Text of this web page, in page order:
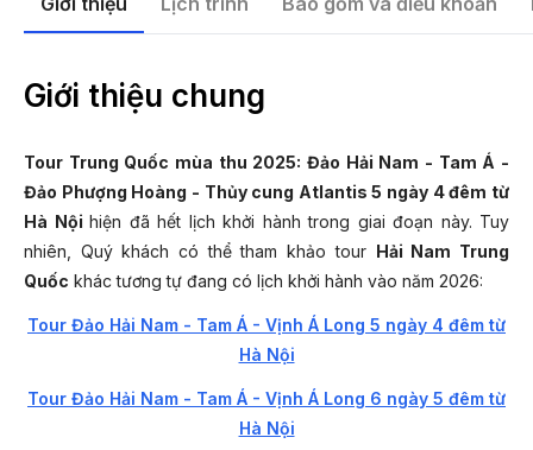
Giới thiệu chung
Tour Trung Quốc mùa thu 2025: Đảo Hải Nam - Tam Á -
Đảo Phượng Hoàng - Thủy cung Atlantis 5 ngày 4 đêm từ
Hà Nội hiện đã hết lịch khởi hành trong giai đoạn này. Tuy
nhiên, Quý khách có thể tham khảo tour Hải Nam Trung
Quốc khác tương tự đang có lịch khởi hành vào năm 2026:
Tour Đảo Hải Nam - Tam Á - Vịnh Á Long 5 ngày 4 đêm từ
Hà Nội
Tour Đảo Hải Nam - Tam Á - Vịnh Á Long 6 ngày 5 đêm từ
Hà Nội